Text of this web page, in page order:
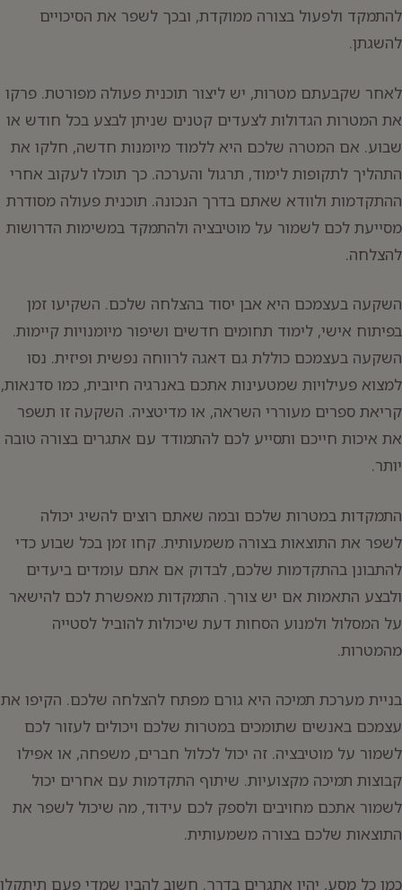
להתמקד ולפעול בצורה ממוקדת, ובכך לשפר את הסיכויים
להשגתן.
לאחר שקבעתם מטרות, יש ליצור תוכנית פעולה מפורטת. פרקו
את המטרות הגדולות לצעדים קטנים שניתן לבצע בכל חודש או
שבוע. אם המטרה שלכם היא ללמוד מיומנות חדשה, חלקו את
התהליך לתקופות לימוד, תרגול והערכה. כך תוכלו לעקוב אחרי
ההתקדמות ולוודא שאתם בדרך הנכונה. תוכנית פעולה מסודרת
מסייעת לכם לשמור על מוטיבציה ולהתמקד במשימות הדרושות
להצלחה.
השקעה בעצמכם היא אבן יסוד בהצלחה שלכם. השקיעו זמן
בפיתוח אישי, לימוד תחומים חדשים ושיפור מיומנויות קיימות.
השקעה בעצמכם כוללת גם דאגה לרווחה נפשית ופיזית. נסו
למצוא פעילויות שמטעינות אתכם באנרגיה חיובית, כמו סדנאות,
קריאת ספרים מעוררי השראה, או מדיטציה. השקעה זו תשפר
את איכות חייכם ותסייע לכם להתמודד עם אתגרים בצורה טובה
יותר.
התמקדות במטרות שלכם ובמה שאתם רוצים להשיג יכולה
לשפר את התוצאות בצורה משמעותית. קחו זמן בכל שבוע כדי
להתבונן בהתקדמות שלכם, לבדוק אם אתם עומדים ביעדים
ולבצע התאמות אם יש צורך. התמקדות מאפשרת לכם להישאר
על המסלול ולמנוע הסחות דעת שיכולות להוביל לסטייה
מהמטרות.
בניית מערכת תמיכה היא גורם מפתח להצלחה שלכם. הקיפו את
עצמכם באנשים שתומכים במטרות שלכם ויכולים לעזור לכם
לשמור על מוטיבציה. זה יכול לכלול חברים, משפחה, או אפילו
קבוצות תמיכה מקצועיות. שיתוף התקדמות עם אחרים יכול
לשמור אתכם מחויבים ולספק לכם עידוד, מה שיכול לשפר את
התוצאות שלכם בצורה משמעותית.
כמו כל מסע, יהיו אתגרים בדרך. חשוב להבין שמדי פעם תיתקלו